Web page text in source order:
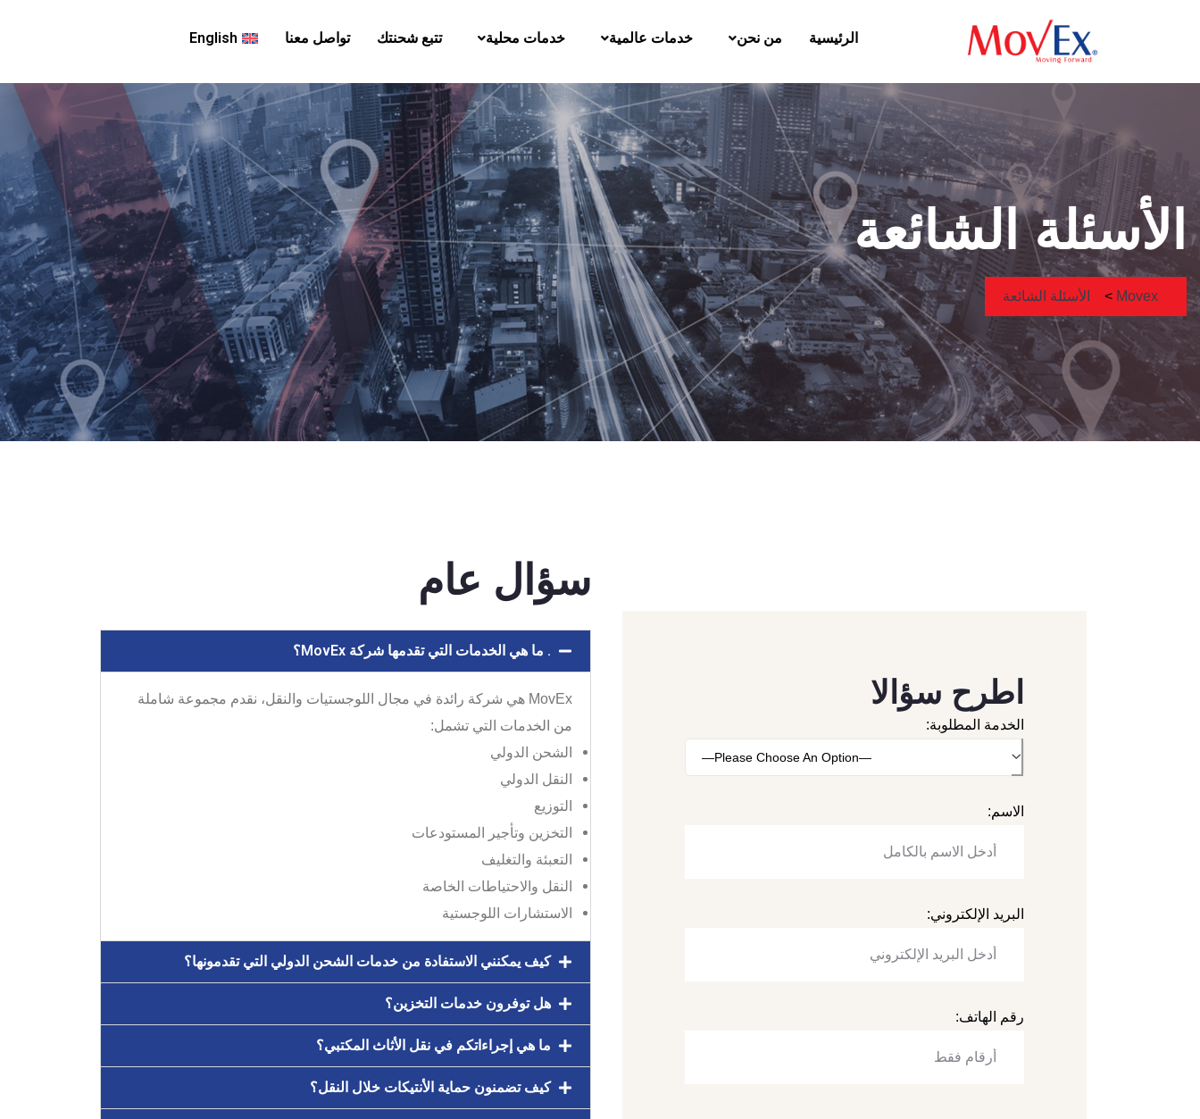
الرئيسية من نحن خدمات عالمية خدمات محلية تتبع شحنتك تواصل معنا English
الأسئلة الشائعة
Movex
> الأسئلة الشائعة
اطرح سؤالا
الخدمة المطلوبة:
—Please Choose An Option—
الاسم:
البريد الإلكتروني:
رقم الهاتف:
سؤال عام
. ما هي الخدمات التي تقدمها شركة MovEx؟
MovEx هي شركة رائدة في مجال اللوجستيات والنقل، نقدم مجموعة شاملة
من الخدمات التي تشمل:
الشحن الدولي
النقل الدولي
التوزيع
التخزين وتأجير المستودعات
التعبئة والتغليف
النقل والاحتياطات الخاصة
الاستشارات اللوجستية
كيف يمكنني الاستفادة من خدمات الشحن الدولي التي تقدمونها؟
هل توفرون خدمات التخزين؟
ما هي إجراءاتكم في نقل الأثاث المكتبي؟
كيف تضمنون حماية الأنتيكات خلال النقل؟